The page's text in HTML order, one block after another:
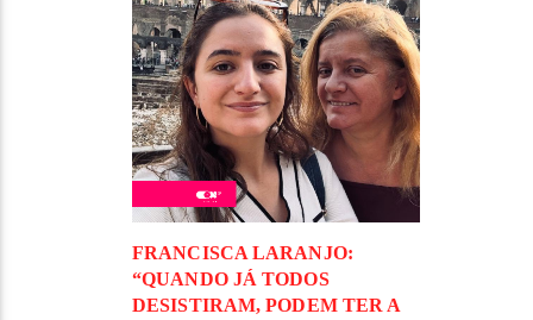
FRANCISCA LARANJO:
“QUANDO JÁ TODOS
DESISTIRAM, PODEM TER A